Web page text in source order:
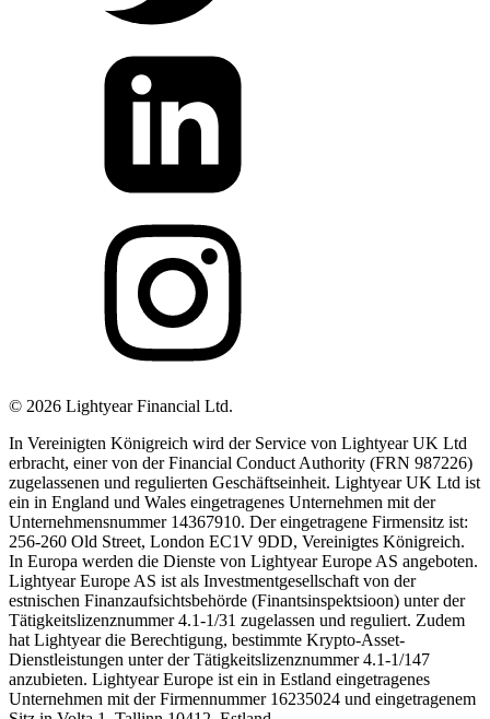
© 2026 Lightyear Financial Ltd.
In Vereinigten Königreich wird der Service von Lightyear UK Ltd
erbracht, einer von der Financial Conduct Authority (FRN 987226)
zugelassenen und regulierten Geschäftseinheit. Lightyear UK Ltd ist
ein in England und Wales eingetragenes Unternehmen mit der
Unternehmensnummer 14367910. Der eingetragene Firmensitz ist:
256-260 Old Street, London EC1V 9DD, Vereinigtes Königreich.
In Europa werden die Dienste von Lightyear Europe AS angeboten.
Lightyear Europe AS ist als Investmentgesellschaft von der
estnischen Finanzaufsichtsbehörde (Finantsinspektsioon) unter der
Tätigkeitslizenznummer 4.1-1/31 zugelassen und reguliert. Zudem
hat Lightyear die Berechtigung, bestimmte Krypto-Asset-
Dienstleistungen unter der Tätigkeitslizenznummer 4.1-1/147
anzubieten. Lightyear Europe ist ein in Estland eingetragenes
Unternehmen mit der Firmennummer 16235024 und eingetragenem